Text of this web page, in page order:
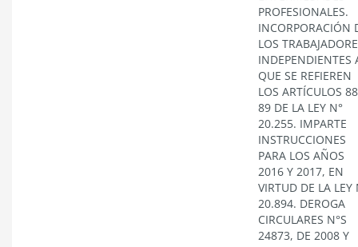
PROFESIONALES.
INCORPORACIÓN
LOS
INDEPENDIENTES
QUE SE REFIEREN
LOS ARTÍCULOS
89 DE LA LEY N°
20.255. IMPARTE
INSTRUCCIONES
PARA LOS AÑOS
2016 Y 2017, EN
VIRTUD DE LA LEY
20.894. DEROGA
CIRCULARES N°S
24873, DE 2008 Y